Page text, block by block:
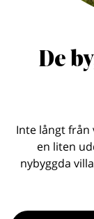
De
Inte långt från
en liten
nybyggda